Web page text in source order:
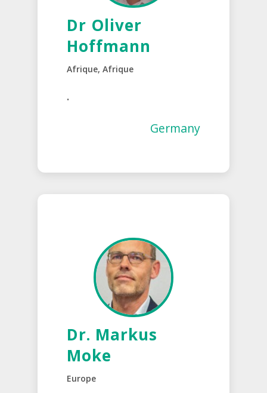
Dr Oliver
Hoffmann
Afrique, Afrique
.
Germany
Dr. Markus
Moke
Europe